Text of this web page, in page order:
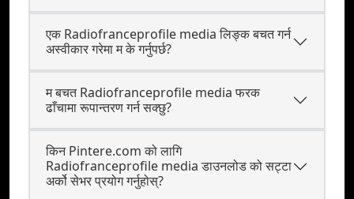
एक Radiofranceprofile media लिङ्क बचत गर्न
अस्वीकार गरेमा म के गर्नुपर्छ?
म बचत Radiofranceprofile media फरक
ढाँचामा रूपान्तरण गर्न सक्छु?
किन Pintere.com को लागि
Radiofranceprofile media डाउनलोड को सट्टा
अर्को सेभर प्रयोग गर्नुहोस्?